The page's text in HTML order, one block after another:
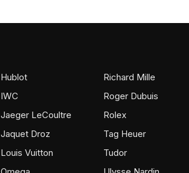
Hublot
IWC
Jaeger LeCoultre
Jaquet Droz
Louis Vuitton
Richard Mille
Roger Dubuis
Rolex
Tag Heuer
Tudor